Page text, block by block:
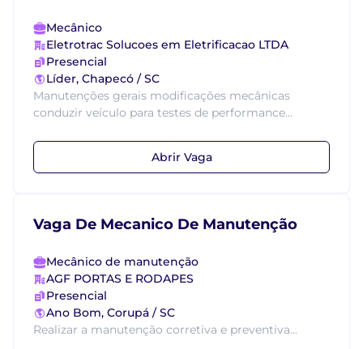
Mecânico
Eletrotrac Solucoes em Eletrificacao LTDA
Presencial
Líder, Chapecó / SC
Manutenções gerais modificações mecânicas
conduzir veículo para testes de performance...
Abrir Vaga
Vaga De Mecanico De Manutenção
Mecânico de manutenção
AGF PORTAS E RODAPES
Presencial
Ano Bom, Corupá / SC
Realizar a manutenção corretiva e preventiva...